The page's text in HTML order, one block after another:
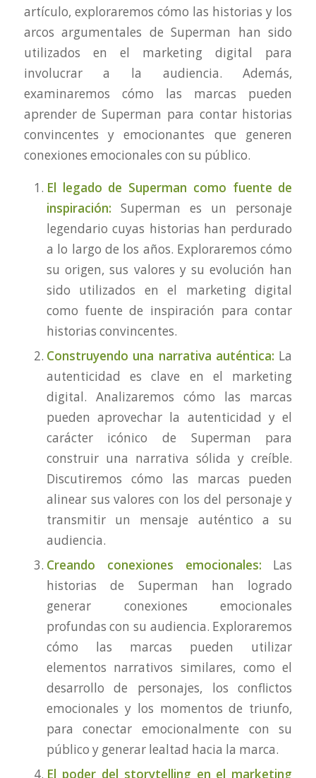
artículo, exploraremos cómo las historias y los
arcos argumentales de Superman han sido
utilizados en el marketing digital para
involucrar a la audiencia. Además,
examinaremos cómo las marcas pueden
aprender de Superman para contar historias
convincentes y emocionantes que generen
conexiones emocionales con su público.
El legado de Superman como fuente de
inspiración: Superman es un personaje
legendario cuyas historias han perdurado
a lo largo de los años. Exploraremos cómo
su origen, sus valores y su evolución han
sido utilizados en el marketing digital
como fuente de inspiración para contar
historias convincentes.
Construyendo una narrativa auténtica: La
autenticidad es clave en el marketing
digital. Analizaremos cómo las marcas
pueden aprovechar la autenticidad y el
carácter icónico de Superman para
construir una narrativa sólida y creíble.
Discutiremos cómo las marcas pueden
alinear sus valores con los del personaje y
transmitir un mensaje auténtico a su
audiencia.
Creando conexiones emocionales: Las
historias de Superman han logrado
generar conexiones emocionales
profundas con su audiencia. Exploraremos
cómo las marcas pueden utilizar
elementos narrativos similares, como el
desarrollo de personajes, los conflictos
emocionales y los momentos de triunfo,
para conectar emocionalmente con su
público y generar lealtad hacia la marca.
El poder del storytelling en el marketing